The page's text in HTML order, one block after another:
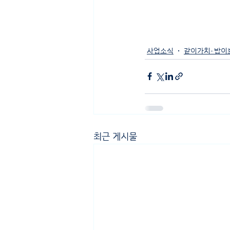
사업소식 같이가치-밥이
최근 게시물